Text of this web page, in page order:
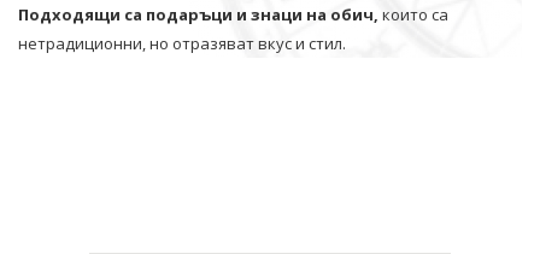
Подходящи са подаръци и знаци на обич, които са
нетрадиционни, но отразяват вкус и стил.